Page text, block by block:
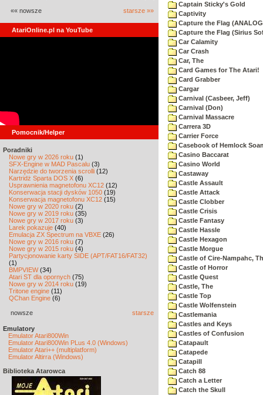
«« nowsze starsze »»
AtariOnline.pl na YouTube
Pomocnik/Helper
Poradniki
Nowe gry w 2026 roku (1)
SFX-Engine w MAD Pascalu (3)
Narzędzie do tworzenia scrolli (12)
Kartridż Sparta DOS X (6)
Usprawnienia magnetofonu XC12 (12)
Konserwacja stacji dysków 1050 (19)
Konserwacja magnetofonu XC12 (15)
Nowe gry w 2020 roku (2)
Nowe gry w 2019 roku (35)
Nowe gry w 2017 roku (3)
Larek pokazuje (40)
Emulacja ZX Spectrum na VBXE (26)
Nowe gry w 2016 roku (7)
Nowe gry w 2015 roku (4)
Partycjonowanie karty SIDE (APT/FAT16/FAT32)
(1)
BMPVIEW(34)
Atari ST dla opornych (75)
Nowe gry w 2014 roku (19)
Tritone engine (11)
QChan Engine (6)
nowsze starsze
Emulatory
Emulator Atari800Win
Emulator Atari800Win PLus 4.0 (Windows)
Emulator Atari++ (multiplatform)
Emulator Altirra (Windows)
Biblioteka Atarowca
Captain Sticky's Gold
Captivity
Capture the Flag
Capture the Flag (Sirius
Car Calamity
Car Crash
Car, The
Card Games for The Atari!
Card Grabber
Cargar
Carnival (Casbeer, Jeff)
Carnival (Don)
Carnival Massacre
Carrera 3D
Carrier Force
Casebook of Hemlock
Casino Baccarat
Casino World
Castaway
Castle Assault
Castle Attack
Castle Clobber
Castle Crisis
Castle Fantasy
Castle Hassle
Castle Hexagon
Castle Morgue
Castle of Cire-Nampahc,
Castle of Horror
Castle Quest
Castle, The
Castle Top
Castle Wolfenstein
Castlemania
Castles and Keys
Castles of Confusion
Catapault
Catapede
Catapill
Catch 88
Catch a Letter
Catch the Skull